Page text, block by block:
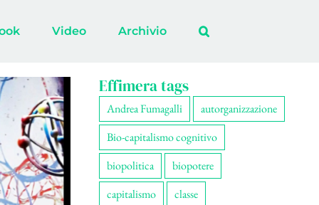
Video Archivio
Effimera tags
Andrea Fumagalli
autorganizzazione
Bio-capitalismo cognitivo
biopolitica
biopotere
capitalismo
classe